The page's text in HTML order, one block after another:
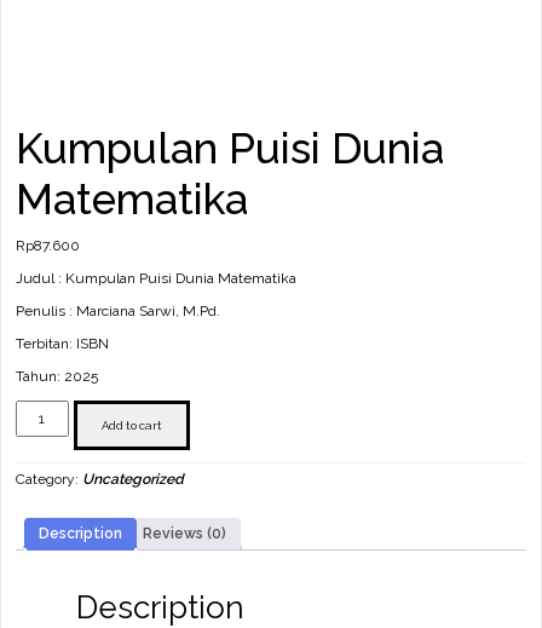
Kumpulan Puisi Dunia
Matematika
Rp87.600
Judul : Kumpulan Puisi Dunia Matematika
Penulis : Marciana Sarwi, M.Pd.
Terbitan: ISBN
Tahun: 2025
Kumpulan
Puisi
quantity
Add to cart
Category: Uncategorized
Description Reviews (0)
Description